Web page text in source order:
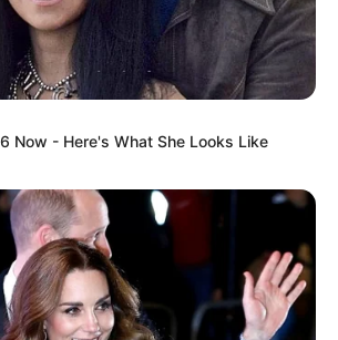
Now - Here's What She Looks Like